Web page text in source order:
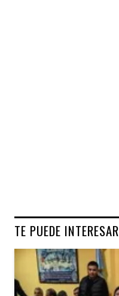
TE PUEDE INTERESAR